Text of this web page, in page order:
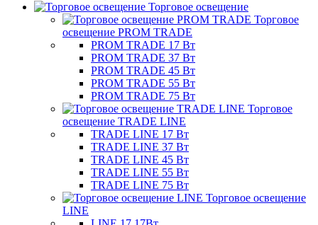
Торговое освещение
Торговое
освещение PROM TRADE
PROM TRADE 17 Вт
PROM TRADE 37 Вт
PROM TRADE 45 Вт
PROM TRADE 55 Вт
PROM TRADE 75 Вт
Торговое
освещение TRADE LINE
TRADE LINE 17 Вт
TRADE LINE 37 Вт
TRADE LINE 45 Вт
TRADE LINE 55 Вт
TRADE LINE 75 Вт
Торговое освещение
LINE